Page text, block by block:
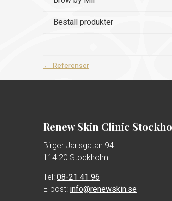
Beställ produkter
Renew Skin Clinic
Birger Jarlsgatan 94
114 20 Stockholm
Tel: 08-21 41 96
E-post:info@renewskin.se